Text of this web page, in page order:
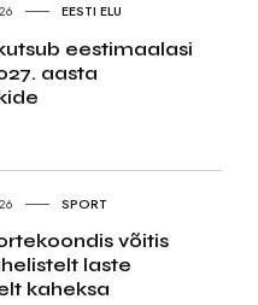
EESTI ELU
eestimaalasi
aasta
SPORT
võitis
laste
kaheksa